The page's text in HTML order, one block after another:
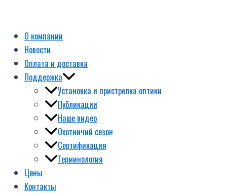
О компании
Новости
Оплата и доставка
Поддержка
Установка и пристрелка оптики
Публикации
Наше видео
Охотничий сезон
Сертификация
Терминология
Цены
Контакты